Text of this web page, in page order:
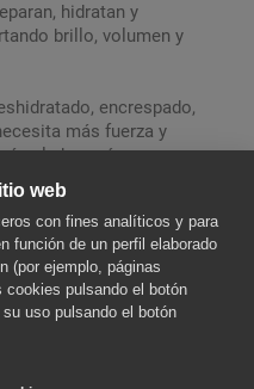
hidratan y
brillo, volumen y
encrespado,
más fuerza y
el champú
cabello.
web
con fines analíticos y para
función de un perfil elaborado
(por ejemplo, páginas
pulsando el botón
uso pulsando el botón